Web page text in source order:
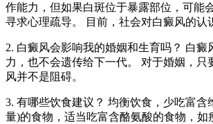
作能力，但如果白斑位于暴露部位，可能
寻求心理疏导。 目前，社会对白癜风的认
2. 白癜风会影响我的婚姻和生育吗？ 白癜
力，也不会遗传给下一代。 对于婚姻，只
风并不是阻碍。
3. 有哪些饮食建议？ 均衡饮食，少吃富含
量)的食物，适当吃富含酪氨酸的食物，如